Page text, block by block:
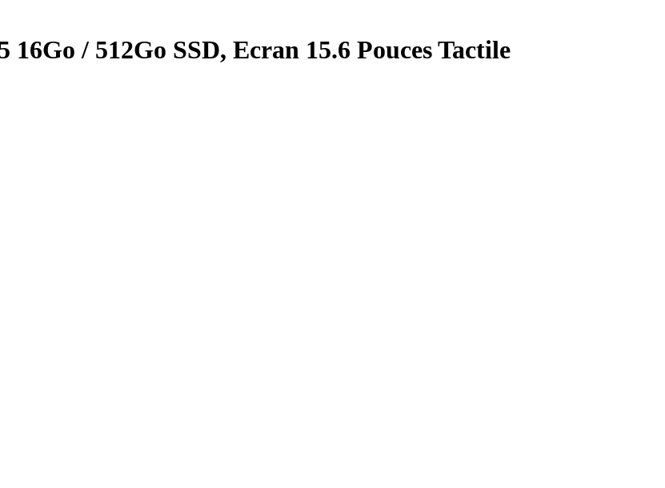
/ 512Go SSD, Ecran 15.6 Pouces Tactile